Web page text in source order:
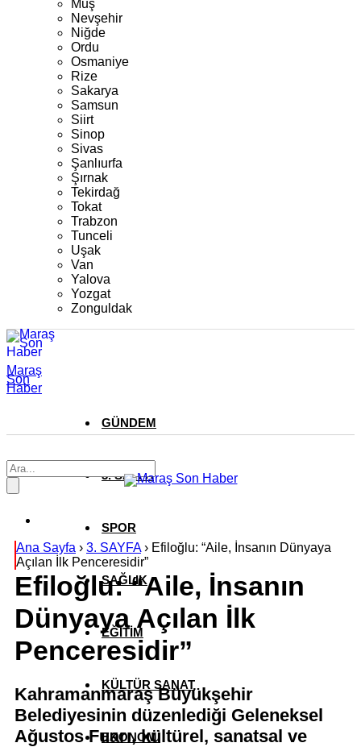
Muş
Nevşehir
Niğde
Ordu
Osmaniye
Rize
Sakarya
Samsun
Siirt
Sinop
Sivas
Şanlıurfa
Şırnak
Tekirdağ
Tokat
Trabzon
Tunceli
Uşak
Van
Yalova
Yozgat
Zonguldak
Maraş
Son
Haber
GÜNDEM
3. SAYFA
SPOR
SAĞLIK
EĞİTİM
KÜLTÜR SANAT
EKONOMİ
Ana Sayfa › 3. SAYFA› Efiloğlu: “Aile, İnsanın Dünyaya
Açılan İlk Penceresidir”
Efiloğlu: “Aile, İnsanın
Dünyaya Açılan İlk
Penceresidir”
Kahramanmaraş Büyükşehir
Belediyesinin düzenlediği Geleneksel
Ağustos Fuarı, kültürel, sanatsal ve